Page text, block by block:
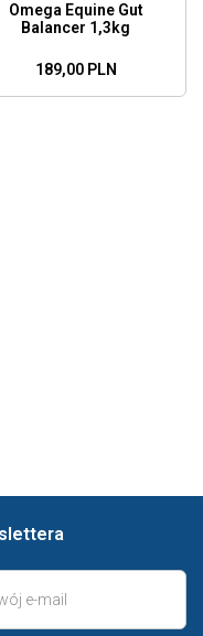
Omega Equine Gut
Balancer 1,3kg
189,00 PLN